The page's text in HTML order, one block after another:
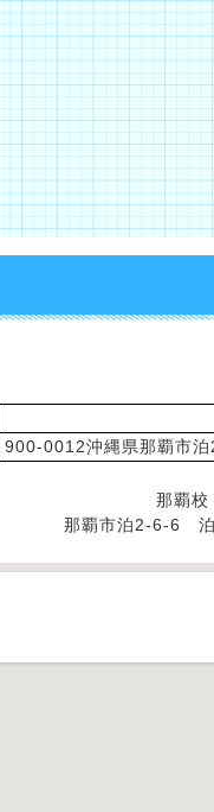
900-0012沖縄県那覇市
那覇校
那覇市泊2-6-6